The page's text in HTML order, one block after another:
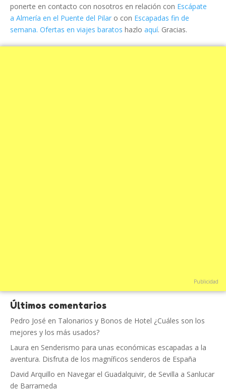
ponerte en contacto con nosotros en relación con Escápate
a Almería en el Puente del Pilar o con Escapadas fin de
semana. Ofertas en viajes baratos hazlo aquí. Gracias.
Publicidad
Últimos comentarios
Pedro José en Talonarios y Bonos de Hotel ¿Cuáles son los
mejores y los más usados?
Laura en Senderismo para unas económicas escapadas a la
aventura. Disfruta de los magníficos senderos de España
David Arquillo en Navegar el Guadalquivir, de Sevilla a Sanlucar
de Barrameda